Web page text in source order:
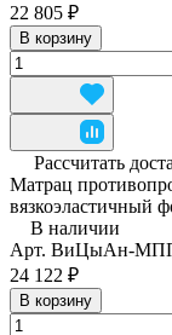
22 805 ₽
В корзину
Рассчитать
Матрац
вязкоэластичный
В наличии
Арт. ВиЦыАн-
24 122 ₽
В корзину